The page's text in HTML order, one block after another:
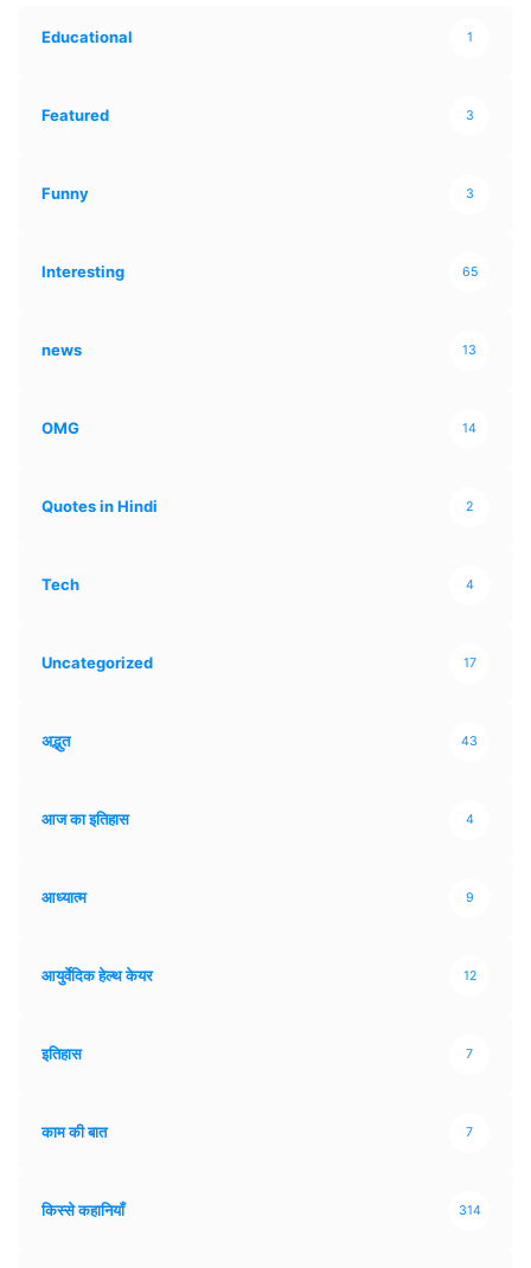
Educational 1
Featured 3
Funny 3
Interesting 65
news 13
OMG 14
Quotes in Hindi 2
Tech 4
Uncategorized 17
अद्भुत 43
आज का इतिहास 4
आध्यात्म 9
आयुर्वेदिक हेल्थ केयर 12
इतिहास 7
काम की बात 7
किस्से कहानियाँ 314